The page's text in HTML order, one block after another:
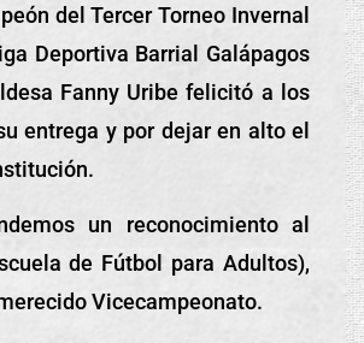
del Tercer Torneo Invernal
Deportiva Barrial Galápagos
Fanny Uribe felicitó a los
entrega y por dejar en alto el
un reconocimiento al
de Fútbol para Adultos),
Vicecampeonato.